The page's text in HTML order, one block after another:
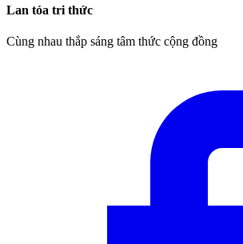
Lan tỏa tri thức
Cùng nhau thắp sáng tâm thức cộng đồng